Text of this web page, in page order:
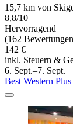
15,7 km von
8,8/10
Hervorragend
(162
142 €
inkl. Steuern &
6. Sept.–7. Sept.
Best Western